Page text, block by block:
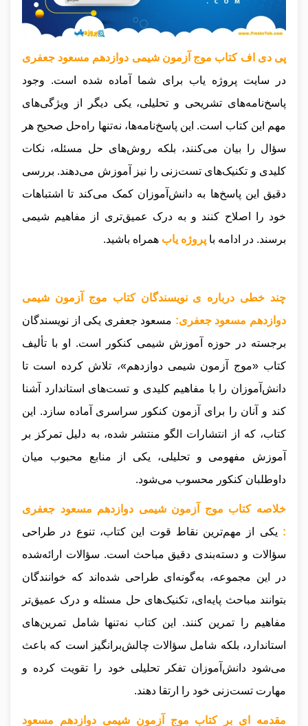
پی دی اف کتاب موج آزمون شیمی دوازدهم مسعود جعفری
در سایت پروژه یاب برای شما آماده شده است. وجود
پاسخ‌نامه‌های تشریحی و تحلیلی، یکی دیگر از ویژگی‌های
مهم این کتاب است. این پاسخ‌نامه‌ها، نه‌تنها راه‌حل صحیح هر
سؤال را بیان می‌کنند، بلکه روش‌های حل مسئله، نکات
کلیدی و تکنیک‌های تست‌زنی را نیز آموزش می‌دهند. بررسی
دقیق این پاسخ‌ها به دانش‌آموزان کمک می‌کند تا اشتباهات
خود را اصلاح کنند و به درک عمیق‌تری از مفاهیم شیمی
برسند. در ادامه با پروژه یاب همراه باشید.
چند خطی درباره ی نویسندگان کتاب موج آزمون شیمی
دوازدهم مسعود جعفری: مسعود جعفری یکی از نویسندگان
برجسته در حوزه آموزش شیمی کنکور است. او با تألیف
کتاب «موج آزمون شیمی دوازدهم»، تلاش کرده است تا
دانش‌آموزان را با مفاهیم کلیدی و تست‌های استاندارد آشنا
کند و آنان را برای آزمون کنکور سراسری آماده سازد. این
کتاب، که از انتشارات الگو منتشر شده، به دلیل تمرکز بر
آموزش مفهومی و تحلیلی، یکی از منابع محبوب میان
داوطلبان کنکور محسوب می‌شود.
خلاصه کتاب موج آزمون شیمی دوازدهم مسعود جعفری
: یکی از مهم‌ترین نقاط قوت این کتاب، تنوع در طراحی
سؤالات و دسته‌بندی دقیق مباحث است. سؤالات ارائه‌شده
در این مجموعه، به‌گونه‌ای طراحی شده‌اند که خوانندگان
بتوانند مباحث پایه‌ای، تکنیک‌های حل مسئله و درک عمیق‌تر
مفاهیم را تمرین کنند. این کتاب نه‌تنها شامل تمرین‌های
استاندارد، بلکه شامل سؤالات چالش‌برانگیز است که باعث
می‌شود دانش‌آموزان تفکر تحلیلی خود را تقویت کرده و
مهارت تست‌زنی خود را ارتقا دهند.
مقدمه ای بر کتاب موج آزمون شیمی دوازدهم مسعود